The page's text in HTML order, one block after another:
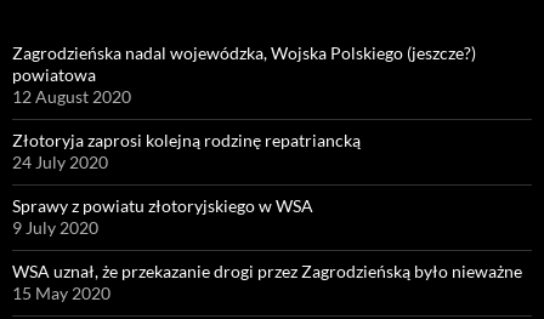
Zagrodzieńska nadal wojewódzka, Wojska Polskiego (jeszcze?)
powiatowa
12 August 2020
Złotoryja zaprosi kolejną rodzinę repatriancką
24 July 2020
Sprawy z powiatu złotoryjskiego w WSA
9 July 2020
WSA uznał, że przekazanie drogi przez Zagrodzieńską było nieważne
15 May 2020